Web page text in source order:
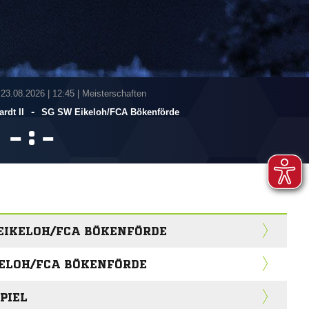
| 12:45 | Meisterschaften
II
- SG SW Eikeloh/​FCA Bökenförde
 : 
FCA BÖKENFÖRDE
FCA BÖKENFÖRDE